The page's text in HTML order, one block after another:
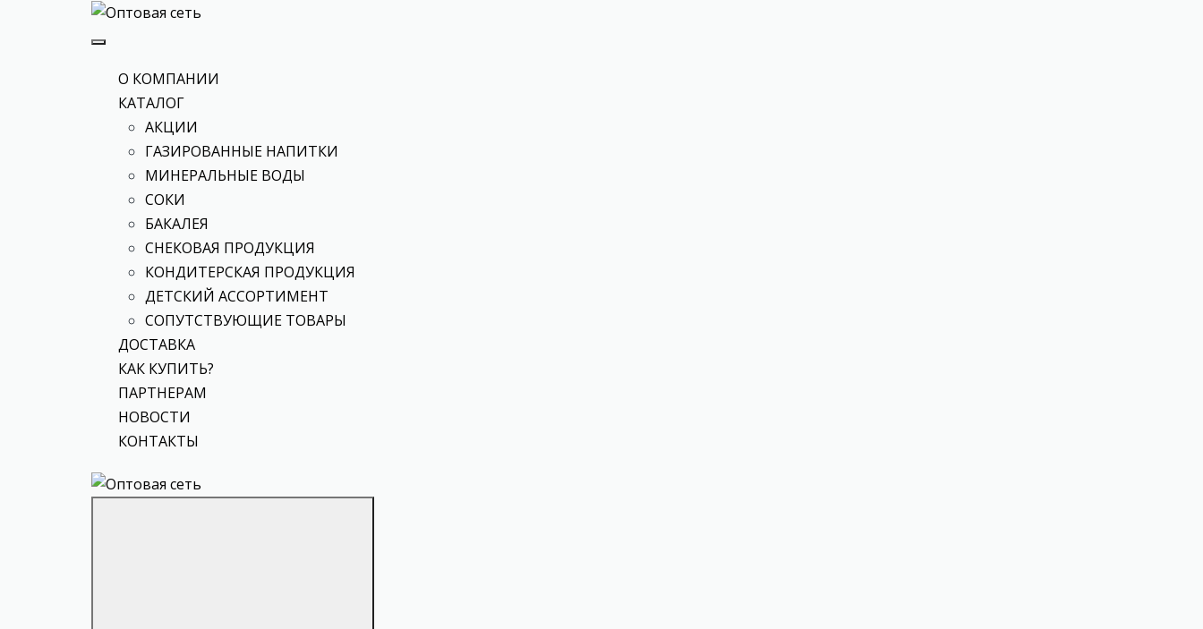
О КОМПАНИИ
КАТАЛОГ
АКЦИИ
ГАЗИРОВАННЫЕ НАПИТКИ
МИНЕРАЛЬНЫЕ ВОДЫ
СОКИ
БАКАЛЕЯ
СНЕКОВАЯ ПРОДУКЦИЯ
КОНДИТЕРСКАЯ ПРОДУКЦИЯ
ДЕТСКИЙ АССОРТИМЕНТ
СОПУТСТВУЮЩИЕ ТОВАРЫ
ДОСТАВКА
КАК КУПИТЬ?
ПАРТНЕРАМ
НОВОСТИ
КОНТАКТЫ